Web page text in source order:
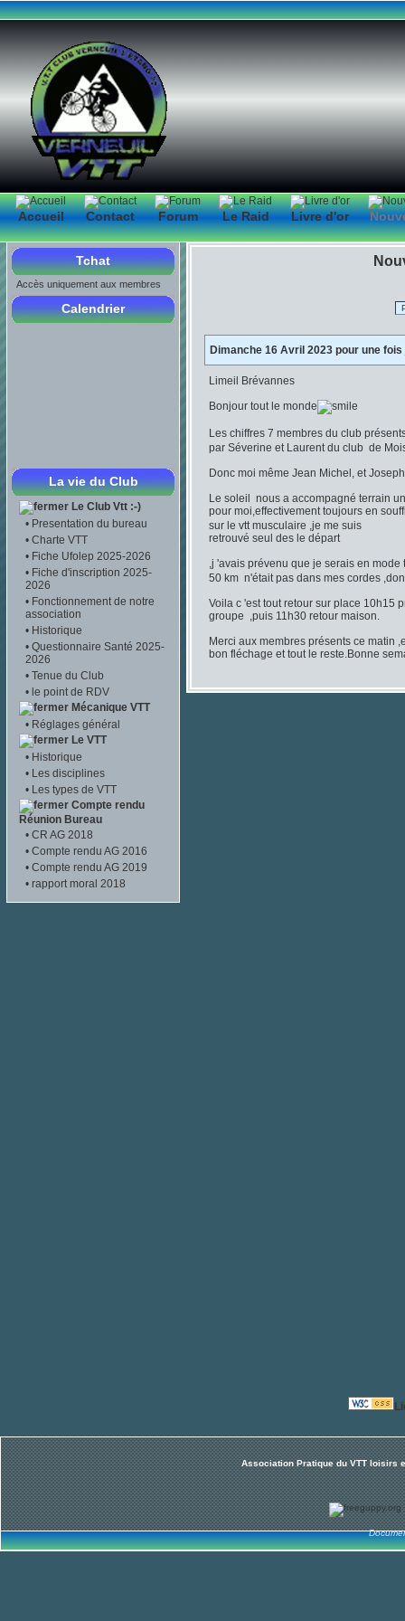
Accueil Contact Forum Le Raid Livre d'or
Tchat
Accès uniquement aux membres
Calendrier
La vie du Club
Le Club Vtt :-)
• Presentation du bureau
• Charte VTT
• Fiche Ufolep 2025-2026
• Fiche d'inscription 2025-
2026
• Fonctionnement de notre
association
• Historique
• Questionnaire Santé 2025-
2026
• Tenue du Club
• le point de RDV
Mécanique VTT
• Réglages général
Le VTT
• Historique
• Les disciplines
• Les types de VTT
Compte rendu
Réunion Bureau
• CR AG 2018
• Compte rendu AG 2016
• Compte rendu AG 2019
• rapport moral 2018
Dimanche 16 Avril 2023 pour une
Limeil Brévannes
Bonjour tout le monde
Les chiffres 7 membres du club
par Séverine et Laurent du club de
Donc moi même Jean Michel, et
Le soleil nous a accompagné terrain
pour moi,effectivement toujours en
sur le vtt musculaire ,je me suis
retrouvé seul des le départ
,j 'avais prévenu que je serais en mode
50 km n'était pas dans mes cordes
Voila c 'est tout retour sur place 10h15
groupe ,puis 11h30 retour maison.
Merci aux membres présents ce matin
bon fléchage et tout le reste.Bonne
Association Pratique du VTT loisirs